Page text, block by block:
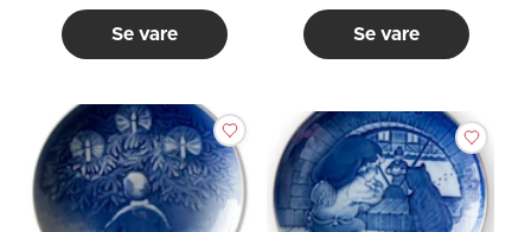
Se vare Se vare